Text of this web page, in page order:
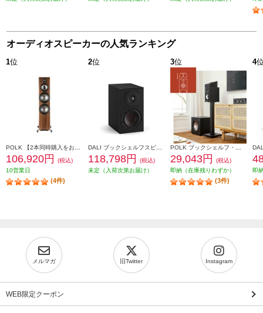
オーディオスピーカーの人気ランキング
1位
106,920円
(税込)
10営業日
(4件)
2位
118,798円
(税込)
未定（入荷次第お届け）
3位
29,043円
(税込)
即納（在庫残りわずか）
(3件)
4
即
メルマガ 旧Twitter Instagram
WEB限定クーポン